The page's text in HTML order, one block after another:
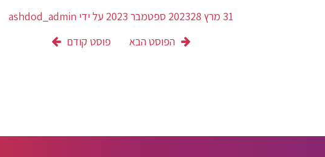
31 מרץ 2023 28 ספטמבר 2023 על ידי ashdod_admin
פוסט קודם
הפוסט הבא